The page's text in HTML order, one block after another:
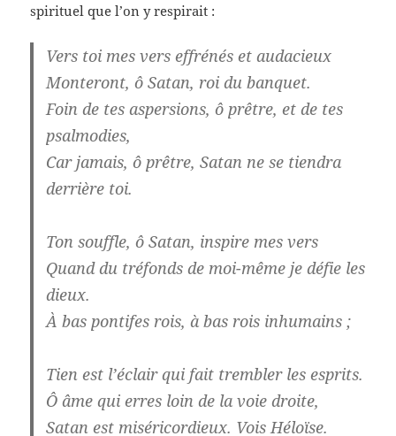
spirituel que l’on y respirait :
Vers toi mes vers effrénés et audacieux
Monteront, ô Satan, roi du banquet.
Foin de tes aspersions, ô prêtre, et de tes
psalmodies,
Car jamais, ô prêtre, Satan ne se tiendra
derrière toi.
Ton souffle, ô Satan, inspire mes vers
Quand du tréfonds de moi-même je défie les
dieux.
À bas pontifes rois, à bas rois inhumains ;
Tien est l’éclair qui fait trembler les esprits.
Ô âme qui erres loin de la voie droite,
Satan est miséricordieux. Vois Héloïse.